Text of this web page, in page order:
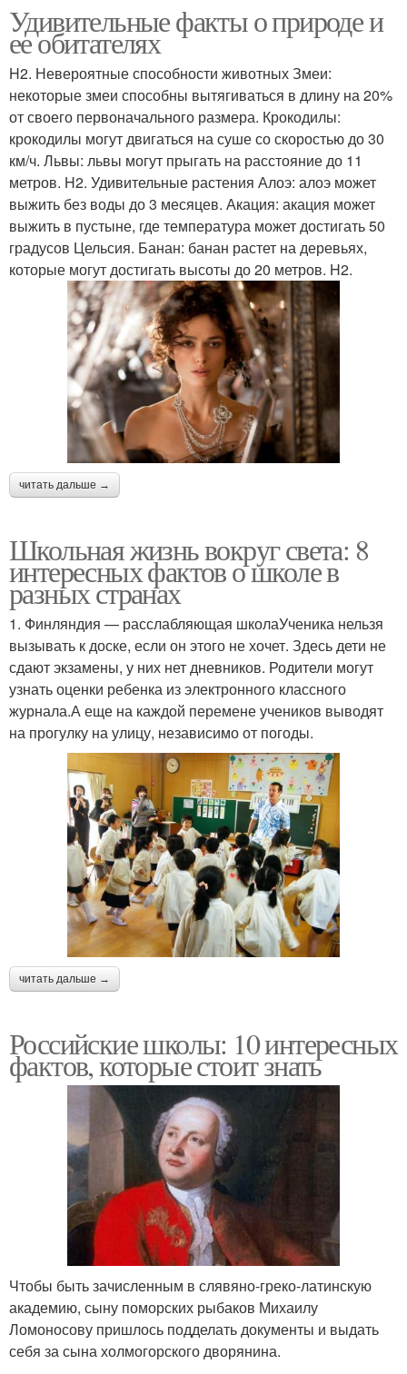
Удивительные факты о природе и
ее обитателях
H2. Невероятные способности животных Змеи:
некоторые змеи способны вытягиваться в длину на 20%
от своего первоначального размера. Крокодилы:
крокодилы могут двигаться на суше со скоростью до 30
км/ч. Львы: львы могут прыгать на расстояние до 11
метров. H2. Удивительные растения Алоэ: алоэ может
выжить без воды до 3 месяцев. Акация: акация может
выжить в пустыне, где температура может достигать 50
градусов Цельсия. Банан: банан растет на деревьях,
которые могут достигать высоты до 20 метров. H2.
читать дальше →
Школьная жизнь вокруг света: 8
интересных фактов о школе в
разных странах
1. Финляндия — расслабляющая школаУченика нельзя
вызывать к доске, если он этого не хочет. Здесь дети не
сдают экзамены, у них нет дневников. Родители могут
узнать оценки ребенка из электронного классного
журнала.А еще на каждой перемене учеников выводят
на прогулку на улицу, независимо от погоды.
читать дальше →
Российские школы: 10 интересных
фактов, которые стоит знать
Чтобы быть зачисленным в слявяно-греко-латинскую
академию, сыну поморских рыбаков Михаилу
Ломоносову пришлось подделать документы и выдать
себя за сына холмогорского дворянина.